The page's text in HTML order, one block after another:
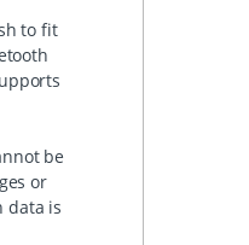
to fit
be
or
data is